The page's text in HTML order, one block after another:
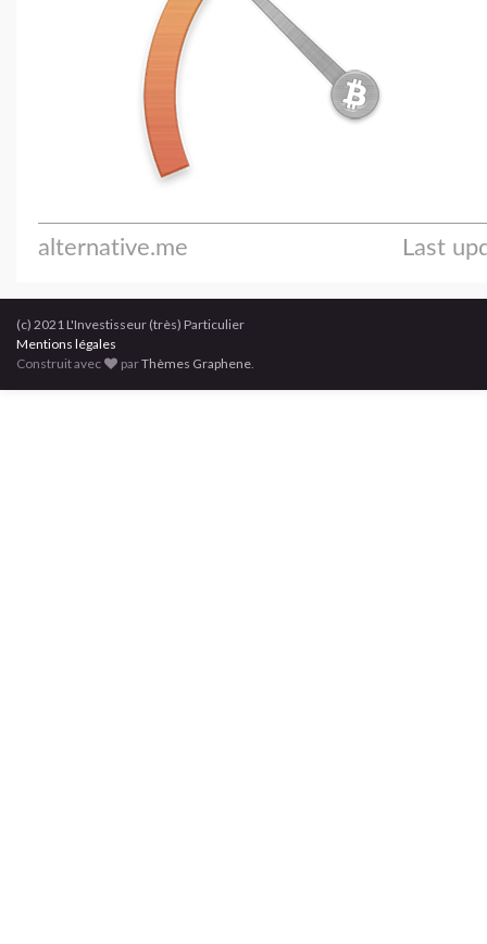
(c) 2021 L'Investisseur (très) Particulier
Mentions légales
Construit avec
parThèmes Graphene